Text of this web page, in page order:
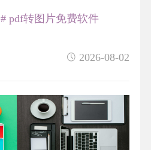
2026-08-02
# pdf转图片免费软件